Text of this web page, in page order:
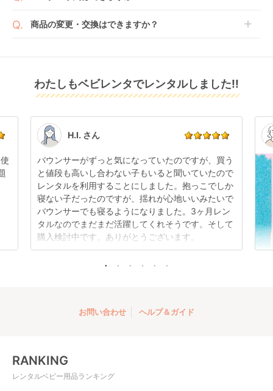
い。
※万が一キャンセルとなった場合には、代金は全額ご
てお届けしております。そのため、小さなキズや使用
感はございますが、故障や大きなキズ、シミなどのリ
す。
点検清掃については
もご確認ください。
可能ですので、商品のご注文時にご希望のお日にちに
商品の変更・交換はできますか？
また、レンタル期間の変更も商品発送前であれば変更
可能です。
い。
わたしもベビレンタでレンタルしました!!
H.I. さん
バウンサーがずっと気になっていたのですが、買う
と値段も高いし合わない子もいると聞いていたので
レンタルを利用することにしました。抱っこでしか
寝ない子だったのですが、揺れが心地いいみたいで
バウンサーでも寝るようになりました。3ヶ月レン
タルなのでまだまだ活躍してくれそうです。そして
購入検討中です。ありがとうございます。
お問い合わせ ヘルプ＆ガイド
RANKING
レンタルベビー用品ランキング